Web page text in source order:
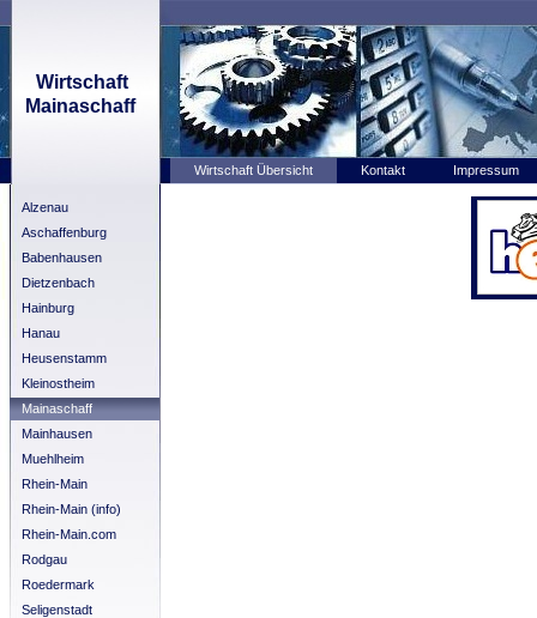
Wirtschaft
Mainaschaff
Wirtschaft Übersicht Kontakt Impressum
Alzenau
Aschaffenburg
Babenhausen
Dietzenbach
Hainburg
Hanau
Heusenstamm
Kleinostheim
Mainaschaff
Mainhausen
Muehlheim
Rhein-Main
Rhein-Main (info)
Rhein-Main.com
Rodgau
Roedermark
Seligenstadt